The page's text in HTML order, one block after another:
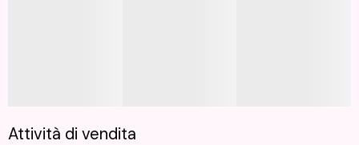
Attività di vendita